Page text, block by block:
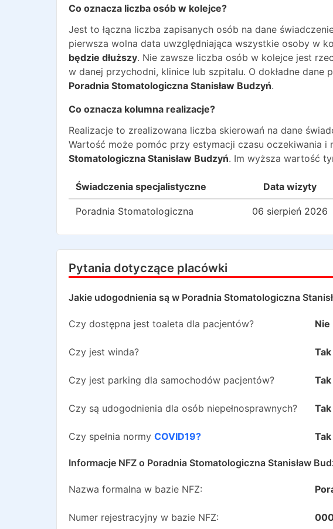
Co oznacza liczba osób w kolejce?
Jest to łączna liczba zapisanych osób na dane
pierwsza wolna data uwzględniająca wszystkie osoby w
będzie dłuższy. Nie zawsze liczba osób w kolejce jest
w danej przychodni, klinice lub szpitalu. O dokładne
Poradnia Stomatologiczna Stanisław Budzyń.
Co oznacza kolumna realizacje?
Realizacje to zrealizowana liczba skierowań na dane
Wartość może pomóc przy estymacji czasu oczekiwania
Stomatologiczna Stanisław Budzyń. Im wyższa wartość
Świadczenia specjalistyczne Data wizyty
Poradnia Stomatologiczna 06 sierpień 2026
Pytania dotyczące placówki
Jakie udogodnienia są w Poradnia Stomatologiczna
Czy dostępna jest toaleta dla pacjentów? Nie
Czy jest winda? Tak
Czy jest parking dla samochodów pacjentów? Tak
Czy są udogodnienia dla osób niepełnosprawnych? Tak
Czy spełnia normy COVID19? Tak
Informacje NFZ o Poradnia Stomatologiczna Stanisław
Nazwa formalna w bazie NFZ:
Numer rejestracyjny w bazie NFZ: